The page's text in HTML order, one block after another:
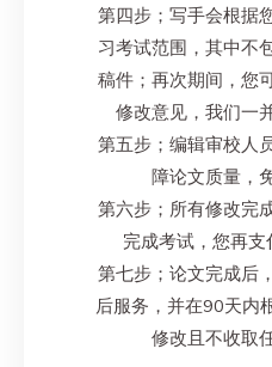
第四步；写手会根据
习考试范围，其中不
稿件；再次期间，您
修改意见，我们一
第五步；编辑审校人
障论文质量，
第六步；所有修改完
完成考试，您再支
第七步；论文完成后
后服务，并在90天内
修改且不收取